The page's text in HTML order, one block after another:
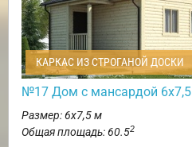
КАРКАС ИЗ СТРОГАНОЙ ДОСКИ
№17 Дом с мансардой 6х7,5
Размер: 6х7,5 м
Общая площадь: 60.52